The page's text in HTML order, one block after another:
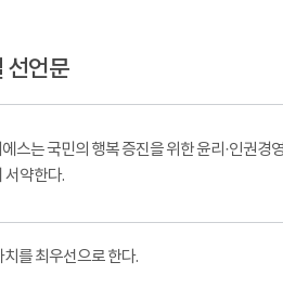
선언문
스는 국민의 행복 증진을 위한 윤리·인권
서약한다.
를 최우선으로 한다.